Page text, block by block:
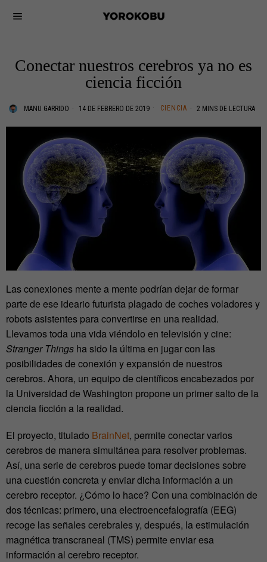
Conectar nuestros cerebros ya no es
ciencia ficción
MANU GARRIDO 14 DE FEBRERO DE 2019 CIENCIA 2 MINS DE LECTURA
Las conexiones mente a mente podrían dejar de formar
parte de ese ideario futurista plagado de coches voladores y
robots asistentes para convertirse en una realidad.
Llevamos toda una vida viéndolo en televisión y cine:
Stranger Things ha sido la última en jugar con las
posibilidades de conexión y expansión de nuestros
cerebros. Ahora, un equipo de científicos encabezados por
la Universidad de Washington propone un primer salto de la
ciencia ficción a la realidad.
El proyecto, titulado BrainNet, permite conectar varios
cerebros de manera simultánea para resolver problemas.
Así, una serie de cerebros puede tomar decisiones sobre
una cuestión concreta y enviar dicha información a un
cerebro receptor. ¿Cómo lo hace? Con una combinación de
dos técnicas: primero, una electroencefalografía (EEG)
recoge las señales cerebrales y, después, la estimulación
magnética transcraneal (TMS) permite enviar esa
información al cerebro receptor.